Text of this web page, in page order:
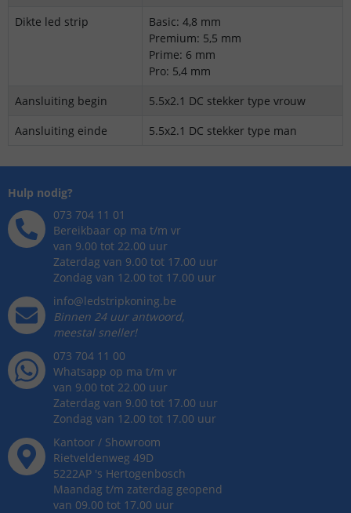
Dikte led strip
Basic: 4,8 mm
Premium: 5,5 mm
Prime: 6 mm
Pro: 5,4 mm
Aansluiting begin
5.5x2.1 DC stekker type vrouw
Aansluiting einde
5.5x2.1 DC stekker type man
Hulp nodig?
073 704 11 01
Bereikbaar op ma t/m vr
van 9.00 tot 22.00 uur
Zaterdag van 9.00 tot 17.00 uur
Zondag van 12.00 tot 17.00 uur
info@ledstripkoning.be
Binnen 24 uur antwoord,
meestal sneller!
073 704 11 00
Whatsapp op ma t/m vr
van 9.00 tot 22.00 uur
Zaterdag van 9.00 tot 17.00 uur
Zondag van 12.00 tot 17.00 uur
Kantoor / Showroom
Rietveldenweg 49D
5222AP 's Hertogenbosch
Maandag t/m zaterdag geopend
van 09.00 tot 17.00 uur